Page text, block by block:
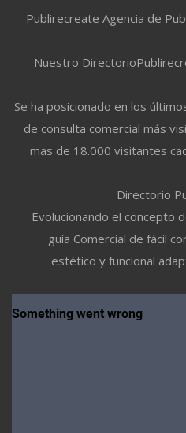
Publirecreate Agencia de
Nuestro
Se ha posicionado en los
de consulta comercial más
mas de 18.000 visitantes
Directorio
Evolucionando el concepto
guía Comercial de fácil
estético y funcional